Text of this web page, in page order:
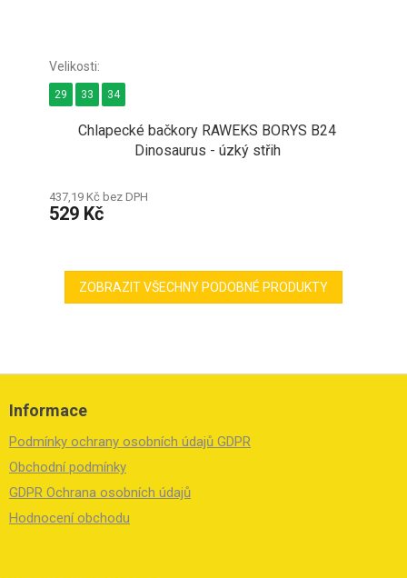
Chlapecké bačkory RAWEKS BORYS B24
Dinosaurus - úzký střih
437,19 Kč bez DPH
529 Kč
29 33 34
ZOBRAZIT VŠECHNY PODOBNÉ PRODUKTY
Z
Informace
Podmínky ochrany osobních údajů GDPR
Obchodní podmínky
GDPR Ochrana osobních údajů
Hodnocení obchodu